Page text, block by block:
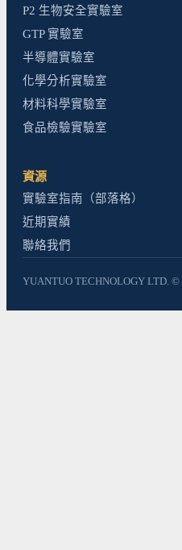
P2 生物安全實驗室
GTP 實驗室
半導體實驗室
化學分析實驗室
材料科學實驗室
食品檢驗實驗室
資源
實驗室指南（部落格）
近期實績
聯絡我們
YUANTUO TECHNOLOGY LTD. ©